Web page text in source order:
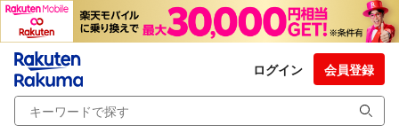
ログイン 会員登録